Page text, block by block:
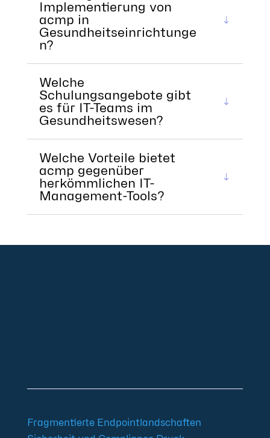
Implementierung von
acmp in
Gesundheitseinrichtunge
n?
Welche
Schulungsangebote gibt
es für IT-Teams im
Gesundheitswesen?
Welche Vorteile bietet
acmp gegenüber
herkömmlichen IT-
Management-Tools?
Fragmentierte Endpointlandschaften